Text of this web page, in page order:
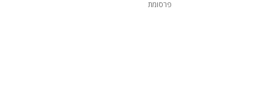
פרסומת